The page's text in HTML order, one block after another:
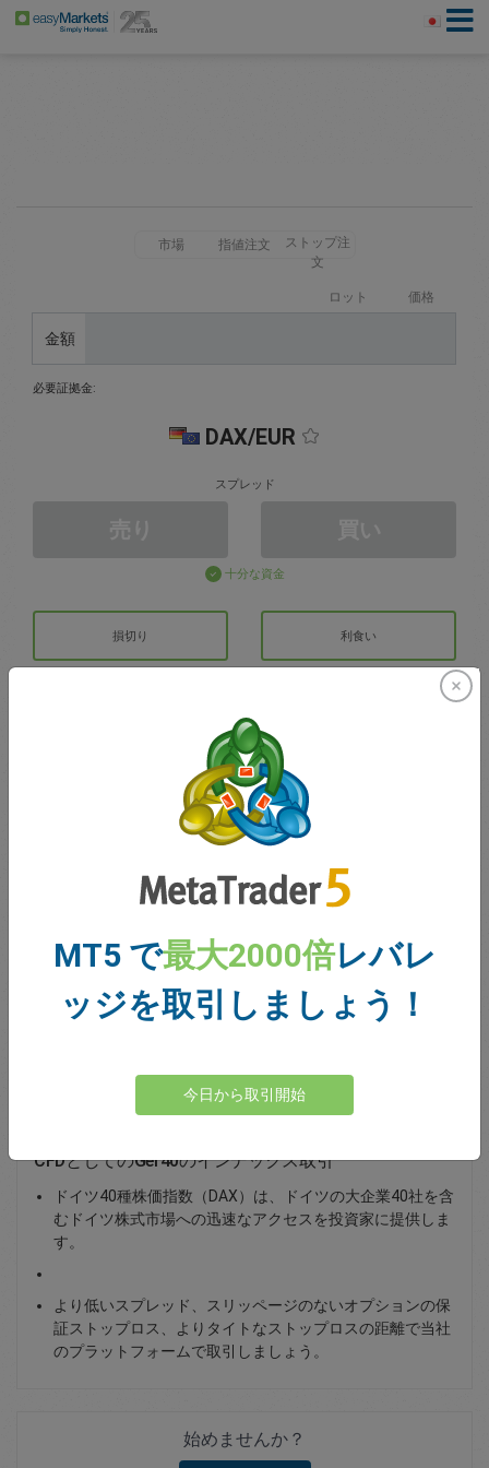
市場 指値注文
ストップ注
文
ロット 価格
金額
必要証拠金:
DAX/EUR
スプレッド
十分な資金
損切り 利食い
取引アカウントの作成
ボーナス
合計のオープン損益
Total Premium
CFDとしてのGer40のインデックス取引
ドイツ40種株価指数（DAX）は、ドイツの大企業40社を含
むドイツ株式市場への迅速なアクセスを投資家に提供しま
す。
より低いスプレッド、スリッページのないオプションの保
証ストップロス、よりタイトなストップロスの距離で当社
のプラットフォームで取引しましょう。
始めませんか？
MT5 で最大2000倍レバレ
ッジを取引しましょう！
今日から取引開始